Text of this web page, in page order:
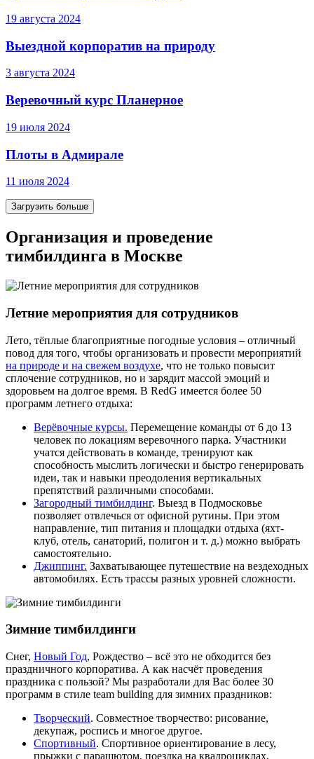
19 августа 2024
Выездной корпоратив на природу
3 августа 2024
Веревочный курс Планерное
19 июля 2024
Плоты в Адмирале
11 июля 2024
Загрузить больше
Организация и проведение
тимбилдинга в Москве
Летние мероприятия для сотрудников
Лето, тёплые благоприятные погодные условия – отличный
повод для того, чтобы организовать и провести мероприятий
на природе и на свежем воздухе, что не только повысит
сплочение сотрудников, но и зарядит массой эмоций и
здоровьем на долгое время. В RedG имеется более 50
программ летнего отдыха:
Верёвочные курсы. Перемещение команды от 6 до 13
человек по локациям веревочного парка. Участники
учатся действовать в команде, тренируют как
способность мыслить логически и быстро генерировать
идеи, так и навыки преодоления вертикальных
препятствий различными способами.
Загородный тимбилдинг. Выезд в Подмосковье
позволяет отвлечься от офисной рутины. При этом
направление, тип питания и площадки отдыха (яхт-
клуб, отель, санаторий, полигон и т. д.) можно выбрать
самостоятельно.
Джиппинг. Захватывающее путешествие на вездеходных
автомобилях. Есть трассы разных уровней сложности.
Зимние тимбилдинги
Снег, Новый Год, Рождество – всё это не обходится без
праздничного корпоратива. А как насчёт проведения
праздника с пользой? Мы разработали для Вас более 30
программ в стиле team building для зимних праздников:
Творческий. Совместное творчество: рисование,
декупаж, роспись и многое другое.
Спортивный. Спортивное ориентирование в лесу,
прыжки с парашютом, поездка на квадроциклах,